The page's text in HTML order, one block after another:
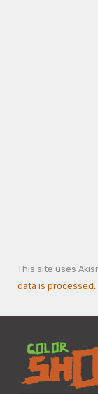
This site uses
data is processed.